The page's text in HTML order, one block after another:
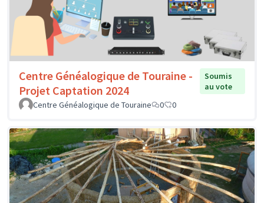
Centre Généalogique de Touraine -
Projet Captation 2024
Soumis
au vote
Centre Généalogique de Touraine
0 0